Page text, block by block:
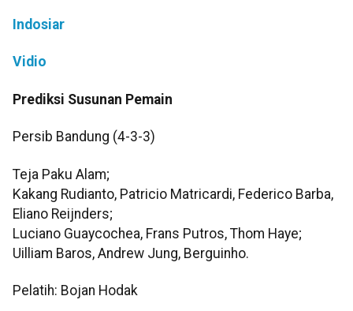
Indosiar
Vidio
Prediksi Susunan Pemain
Persib Bandung (4-3-3)
Teja Paku Alam;
Kakang Rudianto, Patricio Matricardi, Federico Barba,
Eliano Reijnders;
Luciano Guaycochea, Frans Putros, Thom Haye;
Uilliam Baros, Andrew Jung, Berguinho.
Pelatih: Bojan Hodak